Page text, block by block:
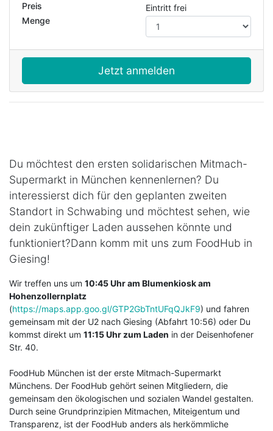
Preis
Eintritt frei
Menge
Jetzt anmelden
Du möchtest den ersten solidarischen Mitmach-
Supermarkt in München kennenlernen? Du
interessierst dich für den geplanten zweiten
Standort in Schwabing und möchtest sehen, wie
dein zukünftiger Laden aussehen könnte und
funktioniert?Dann komm mit uns zum FoodHub in
Giesing!
Wir treffen uns um 10:45 Uhr am Blumenkiosk am
Hohenzollernplatz
(https://maps.app.goo.gl/GTP2GbTntUFqQJkF9) und fahren
gemeinsam mit der U2 nach Giesing (Abfahrt 10:56) oder Du
kommst direkt um 11:15 Uhr zum Laden in der Deisenhofener
Str. 40.
FoodHub München ist der erste Mitmach-Supermarkt
Münchens. Der FoodHub gehört seinen Mitgliedern, die
gemeinsam den ökologischen und sozialen Wandel gestalten.
Durch seine Grundprinzipien Mitmachen, Miteigentum und
Transparenz, ist der FoodHub anders als herkömmliche